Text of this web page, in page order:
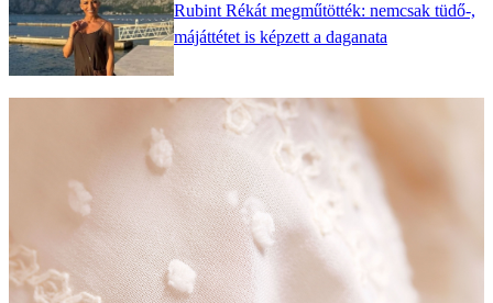
Rubint Rékát megműtötték: nemcsak tüdő-,
májáttétet is képzett a daganata